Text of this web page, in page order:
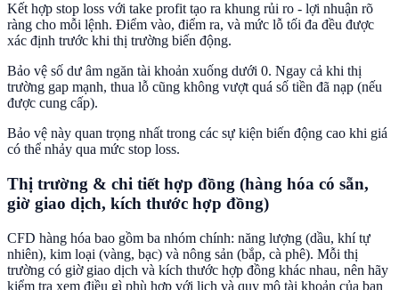
Kết hợp stop loss với take profit tạo ra khung rủi ro - lợi nhuận rõ
ràng cho mỗi lệnh. Điểm vào, điểm ra, và mức lỗ tối đa đều được
xác định trước khi thị trường biến động.
Bảo vệ số dư âm ngăn tài khoản xuống dưới 0. Ngay cả khi thị
trường gap mạnh, thua lỗ cũng không vượt quá số tiền đã nạp (nếu
được cung cấp).
Bảo vệ này quan trọng nhất trong các sự kiện biến động cao khi giá
có thể nhảy qua mức stop loss.
Thị trường & chi tiết hợp đồng (hàng hóa có sẵn,
giờ giao dịch, kích thước hợp đồng)
CFD hàng hóa bao gồm ba nhóm chính: năng lượng (dầu, khí tự
nhiên), kim loại (vàng, bạc) và nông sản (bắp, cà phê). Mỗi thị
trường có giờ giao dịch và kích thước hợp đồng khác nhau, nên hãy
kiểm tra xem điều gì phù hợp với lịch và quy mô tài khoản của bạn